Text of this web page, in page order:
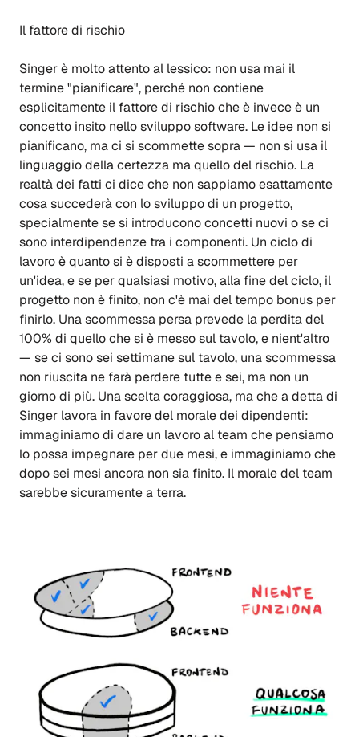
Il fattore di rischio
Singer è molto attento al lessico: non usa mai il
termine "pianificare", perché non contiene
esplicitamente il fattore di rischio che è invece è un
concetto insito nello sviluppo software. Le idee non si
pianificano, ma ci si scommette sopra — non si usa il
linguaggio della certezza ma quello del rischio. La
realtà dei fatti ci dice che non sappiamo esattamente
cosa succederà con lo sviluppo di un progetto,
specialmente se si introducono concetti nuovi o se ci
sono interdipendenze tra i componenti. Un ciclo di
lavoro è quanto si è disposti a scommettere per
un'idea, e se per qualsiasi motivo, alla fine del ciclo, il
progetto non è finito, non c'è mai del tempo bonus per
finirlo. Una scommessa persa prevede la perdita del
100% di quello che si è messo sul tavolo, e nient'altro
— se ci sono sei settimane sul tavolo, una scommessa
non riuscita ne farà perdere tutte e sei, ma non un
giorno di più. Una scelta coraggiosa, ma che a detta di
Singer lavora in favore del morale dei dipendenti:
immaginiamo di dare un lavoro al team che pensiamo
lo possa impegnare per due mesi, e immaginiamo che
dopo sei mesi ancora non sia finito. Il morale del team
sarebbe sicuramente a terra.